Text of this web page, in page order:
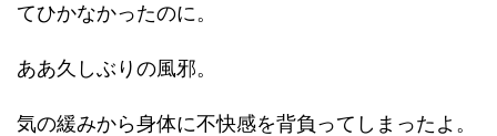
てひかなかったのに。
ああ久しぶりの風邪。
気の緩みから身体に不快感を背負ってしまったよ。